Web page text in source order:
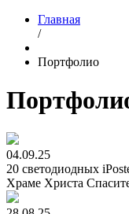
Главная
/
Портфолио
04.09.25
20 светодиодных
Храме Христа